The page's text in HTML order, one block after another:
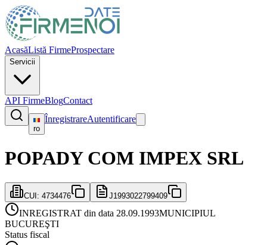
AcasăListă FirmeProspectare
Servicii
API FirmeBlogContact
ro
ÎnregistrareAutentificare
POPADY COM IMPEX SRL
CUI: 4734476 J1993022799409
INREGISTRAT din data 28.09.1993MUNICIPIUL
BUCUREŞTI
Status fiscal